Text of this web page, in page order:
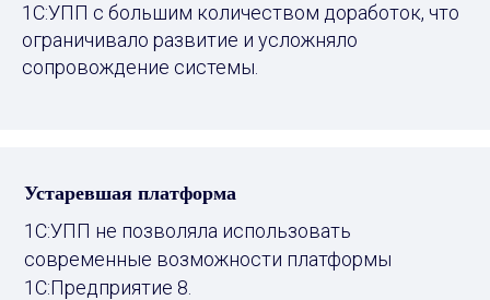
1С:УПП с большим количеством доработок, что
ограничивало развитие и усложняло
сопровождение системы.
Устаревшая платформа
1С:УПП не позволяла использовать
современные возможности платформы
1С:Предприятие 8.